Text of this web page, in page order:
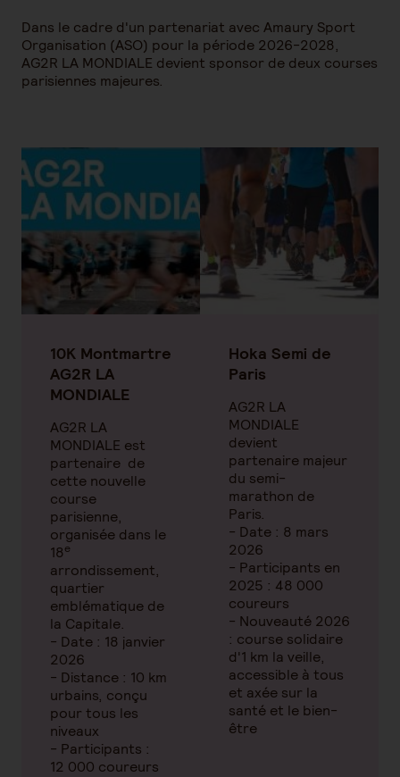
Dans le cadre d'un partenariat avec Amaury Sport
Organisation (ASO) pour la période 2026-2028,
AG2R LA MONDIALE devient sponsor de deux courses
parisiennes majeures.
10K Montmartre
AG2R LA
MONDIALE
AG2R LA
MONDIALE est
partenaire de
cette nouvelle
course
parisienne,
organisée dans le
18 e
arrondissement,
quartier
emblématique de
la Capitale.
- Date : 18 janvier
2026
- Distance : 10 km
urbains, conçu
pour tous les
niveaux
- Participants :
12 000 coureurs
Hoka Semi de
Paris
AG2R LA
MONDIALE
devient
partenaire majeur
du semi-
marathon de
Paris.
- Date : 8 mars
2026
- Participants en
2025 : 48 000
coureurs
- Nouveauté 2026
: course solidaire
d'1 km la veille,
accessible à tous
et axée sur la
santé et le bien-
être